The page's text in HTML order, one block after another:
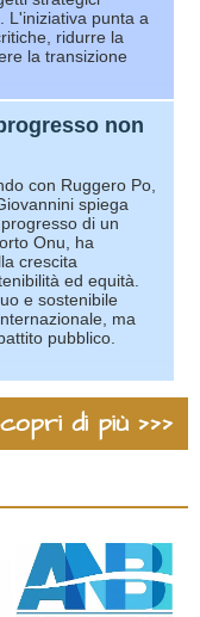
L'iniziativa punta a
ridurre la
la transizione
non
con Ruggero Po,
spiega
di un
Onu, ha
crescita
ed equità.
e sostenibile
ma
pubblico.
di più >>>